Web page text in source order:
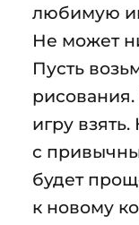
любимую
Не может
Пусть
игру
с
будет
к новому